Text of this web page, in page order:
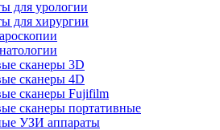
для урологии
для хирургии
сканеры 3D
сканеры 4D
сканеры Fujifilm
сканеры портативные
УЗИ аппараты